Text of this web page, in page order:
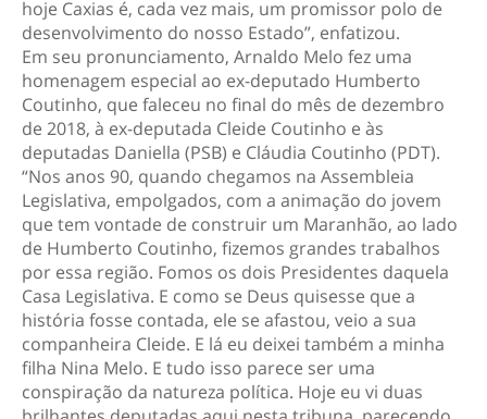
hoje Caxias é, cada vez mais, um promissor polo de
desenvolvimento do nosso Estado”, enfatizou.
Em seu pronunciamento, Arnaldo Melo fez uma
homenagem especial ao ex-deputado Humberto
Coutinho, que faleceu no final do mês de dezembro
de 2018, à ex-deputada Cleide Coutinho e às
deputadas Daniella (PSB) e Cláudia Coutinho (PDT).
“Nos anos 90, quando chegamos na Assembleia
Legislativa, empolgados, com a animação do jovem
que tem vontade de construir um Maranhão, ao lado
de Humberto Coutinho, fizemos grandes trabalhos
por essa região. Fomos os dois Presidentes daquela
Casa Legislativa. E como se Deus quisesse que a
história fosse contada, ele se afastou, veio a sua
companheira Cleide. E lá eu deixei também a minha
filha Nina Melo. E tudo isso parece ser uma
conspiração da natureza política. Hoje eu vi duas